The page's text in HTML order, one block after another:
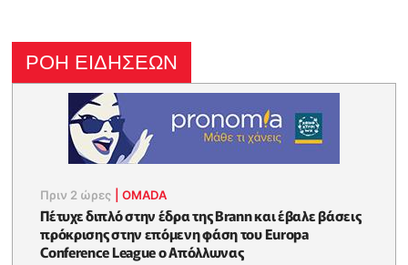
ΡΟΗ ΕΙΔΗΣΕΩΝ
Πριν 2 ώρες |OMADA
Πέτυχε διπλό στην έδρα της Brann και έβαλε βάσεις
πρόκρισης στην επόμενη φάση του Europa
Conference League ο Απόλλωνας